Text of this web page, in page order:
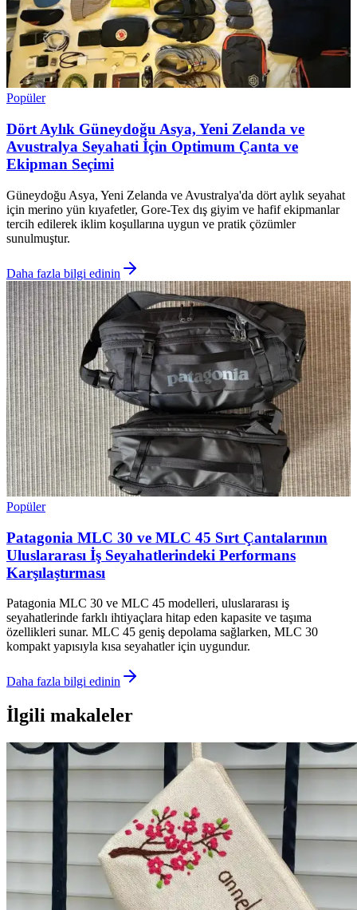
Popüler
Dört Aylık Güneydoğu Asya, Yeni Zelanda ve
Avustralya Seyahati İçin Optimum Çanta ve
Ekipman Seçimi
Güneydoğu Asya, Yeni Zelanda ve Avustralya'da dört aylık seyahat
için merino yün kıyafetler, Gore-Tex dış giyim ve hafif ekipmanlar
tercih edilerek iklim koşullarına uygun ve pratik çözümler
sunulmuştur.
Daha fazla bilgi edinin
Popüler
Patagonia MLC 30 ve MLC 45 Sırt Çantalarının
Uluslararası İş Seyahatlerindeki Performans
Karşılaştırması
Patagonia MLC 30 ve MLC 45 modelleri, uluslararası iş
seyahatlerinde farklı ihtiyaçlara hitap eden kapasite ve taşıma
özellikleri sunar. MLC 45 geniş depolama sağlarken, MLC 30
kompakt yapısıyla kısa seyahatler için uygundur.
Daha fazla bilgi edinin
İlgili makaleler